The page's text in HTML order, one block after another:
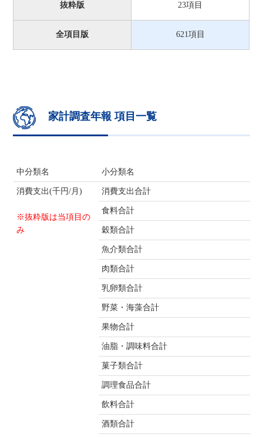
抜粋版 23項目
全項目版 621項目
家計調査年報 項目一覧
中分類名 小分類名
消費支出(千円/月)
※抜粋版は当項目の
み
消費支出合計
食料合計
穀類合計
魚介類合計
肉類合計
乳卵類合計
野菜・海藻合計
果物合計
油脂・調味料合計
菓子類合計
調理食品合計
飲料合計
酒類合計